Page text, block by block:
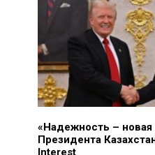
«Надежность – новая
Президента
Interest